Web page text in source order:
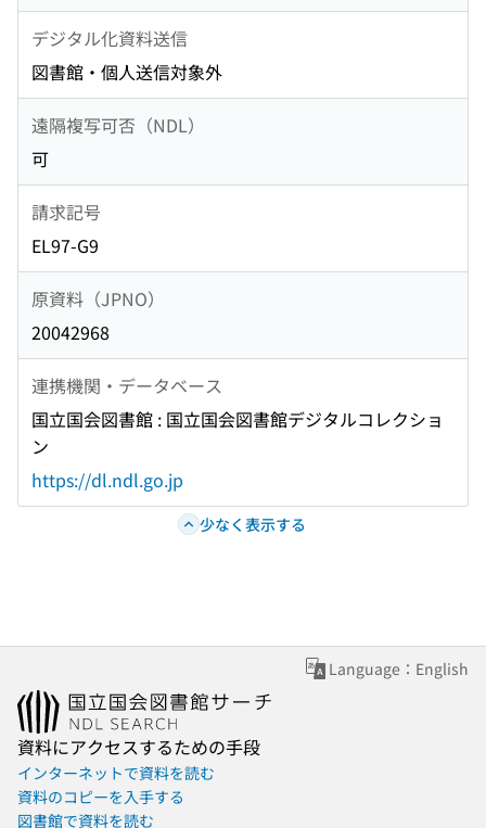
デジタル化資料送信
図書館・個人送信対象外
遠隔複写可否（NDL）
可
請求記号
EL97-G9
原資料（JPNO）
20042968
連携機関・データベース
国立国会図書館 : 国立国会図書館デジタルコレクショ
ン
https://dl.ndl.go.jp
少なく表示する
Language：English
資料にアクセスするための手段
インターネットで資料を読む
資料のコピーを入手する
図書館で資料を読む